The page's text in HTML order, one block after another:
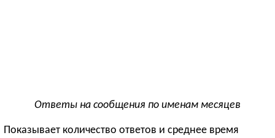
Ответы на сообщения по именам месяцев
Показывает количество ответов и среднее время